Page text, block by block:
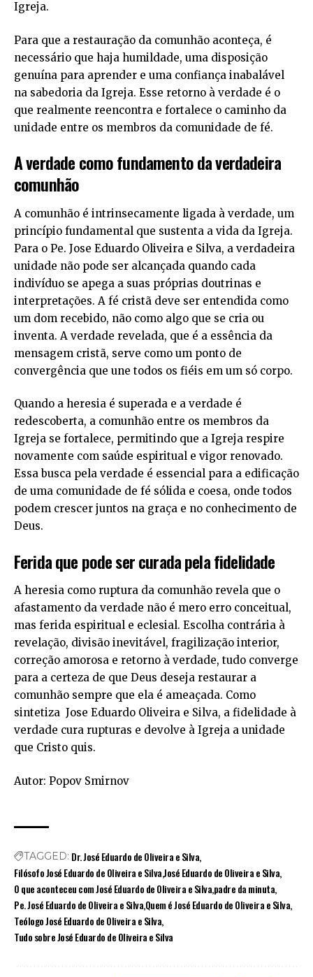
Igreja.
Para que a restauração da comunhão aconteça, é
necessário que haja humildade, uma disposição
genuína para aprender e uma confiança inabalável
na sabedoria da Igreja. Esse retorno à verdade é o
que realmente reencontra e fortalece o caminho da
unidade entre os membros da comunidade de fé.
A verdade como fundamento da verdadeira
comunhão
A comunhão é intrinsecamente ligada à verdade, um
princípio fundamental que sustenta a vida da Igreja.
Para o Pe. Jose Eduardo Oliveira e Silva, a verdadeira
unidade não pode ser alcançada quando cada
indivíduo se apega a suas próprias doutrinas e
interpretações. A fé cristã deve ser entendida como
um dom recebido, não como algo que se cria ou
inventa. A verdade revelada, que é a essência da
mensagem cristã, serve como um ponto de
convergência que une todos os fiéis em um só corpo.
Quando a heresia é superada e a verdade é
redescoberta, a comunhão entre os membros da
Igreja se fortalece, permitindo que a Igreja respire
novamente com saúde espiritual e vigor renovado.
Essa busca pela verdade é essencial para a edificação
de uma comunidade de fé sólida e coesa, onde todos
podem crescer juntos na graça e no conhecimento de
Deus.
Ferida que pode ser curada pela fidelidade
A heresia como ruptura da comunhão revela que o
afastamento da verdade não é mero erro conceitual,
mas ferida espiritual e eclesial. Escolha contrária à
revelação, divisão inevitável, fragilização interior,
correção amorosa e retorno à verdade, tudo converge
para a certeza de que Deus deseja restaurar a
comunhão sempre que ela é ameaçada. Como
sintetiza Jose Eduardo Oliveira e Silva, a fidelidade à
verdade cura rupturas e devolve à Igreja a unidade
que Cristo quis.
Autor: Popov Smirnov
TAGGED: Dr. José Eduardo de Oliveira e Silva
Filósofo José Eduardo de Oliveira e SilvaJosé Eduardo de Oliveira e Silva
O que aconteceu com José Eduardo de Oliveira e Silvapadre da minuta
Pe. José Eduardo de Oliveira e SilvaQuem é José Eduardo de Oliveira e Silva
Teólogo José Eduardo de Oliveira e Silva
Tudo sobre José Eduardo de Oliveira e Silva